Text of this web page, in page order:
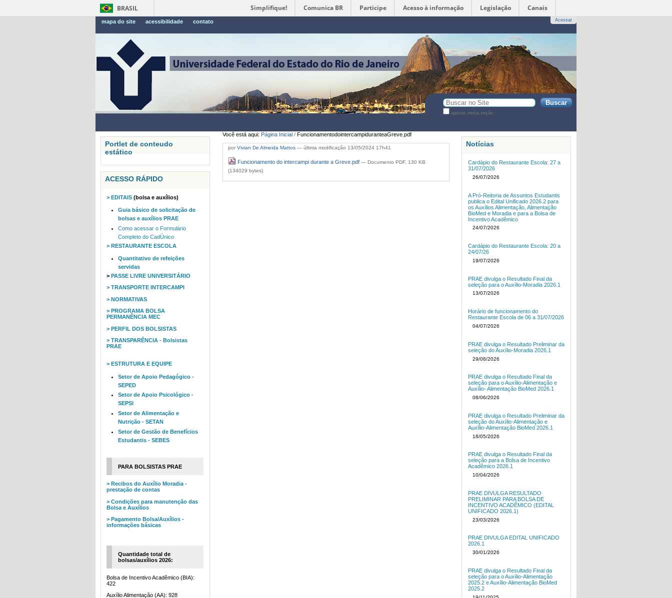
BRASIL Simplifique! Comunica BR Participe Acesso à informação Legislação Canais
mapa do site acessibilidade contato Acessar
Busca
apenas nesta seção
Você está aqui: Página Inicial /FuncionamentodointercampiduranteaGreve.pdf
porVivian De Almeida Mattos —última modificação 13/05/2024 17h41
Funcionamento do intercampi durante a Greve.pdf— Documento PDF, 130 KB
(134029 bytes)
Portlet de conteudo
estático
ACESSO RÁPIDO
> EDITAIS (bolsa e auxílios)
Guia básico de solicitação de
bolsas e auxílios PRAE
Como acessar o Formulário
Completo do CadÚnico
> RESTAURANTE ESCOLA
Quantitativo de refeições
servidas
> PASSE LIVRE UNIVERSITÁRIO
> TRANSPORTE INTERCAMPI
> NORMATIVAS
> PROGRAMA BOLSA
PERMANÊNCIA MEC
> PERFIL DOS BOLSISTAS
> TRANSPARÊNCIA - Bolsistas
PRAE
> ESTRUTURA E EQUIPE
Setor de Apoio Pedagógico -
SEPED
Setor de Apoio Psicológico -
SEPSI
Setor de Alimentação e
Nutrição - SETAN
Setor de Gestão de Benefícios
Estudantis - SEBES
PARA BOLSISTAS PRAE
> Recibos do Auxílio Moradia -
prestação de contas
> Condições para manutenção das
Bolsa e Auxílios
> Pagamento Bolsa/Auxílios -
informações básicas
Quantidade total de
bolsas/auxílios 2026:
Bolsa de Incentivo Acadêmico (BIA):
422
Auxílio Alimentação (AA): 928
Notícias
Cardápio do Restaurante Escola: 27 a
31/07/2026
26/07/2026
A Pró-Reitoria de Assuntos Estudantis
publica o Edital Unificado 2026.2 para
os Auxílios Alimentação, Alimentação
BioMed e Moradia e para a Bolsa de
Incentivo Acadêmico
24/07/2026
Cardápio do Restaurante Escola: 20 a
24/07/26
19/07/2026
PRAE divulga o Resultado Final da
seleção para o Auxílio-Moradia 2026.1
13/07/2026
Horário de funcionamento do
Restaurante Escola de 06 a 31/07/2026
04/07/2026
PRAE divulga o Resultado Preliminar da
seleção do Auxílio-Moradia 2026.1
29/06/2026
PRAE divulga o Resultado Final da
seleção para o Auxílio-Alimentação e
Auxílio- Alimentação BioMed 2026.1
08/06/2026
PRAE divulga o Resultado Preliminar da
seleção do Auxílio-Alimentação e
Auxílio-Alimentação BioMed 2026.1
18/05/2026
PRAE divulga o Resultado Final da
seleção para a Bolsa de Incentivo
Acadêmico 2026.1
10/04/2026
PRAE DIVULGA RESULTADO
PRELIMINAR PARA BOLSA DE
INCENTIVO ACADÊMICO (EDITAL
UNIFICADO 2026.1)
23/03/2026
PRAE DIVULGA EDITAL UNIFICADO
2026.1
30/01/2026
PRAE divulga o Resultado Final da
seleção para o Auxílio-Alimentação
2025.2 e Auxílio-Alimentação BioMed
2025.2